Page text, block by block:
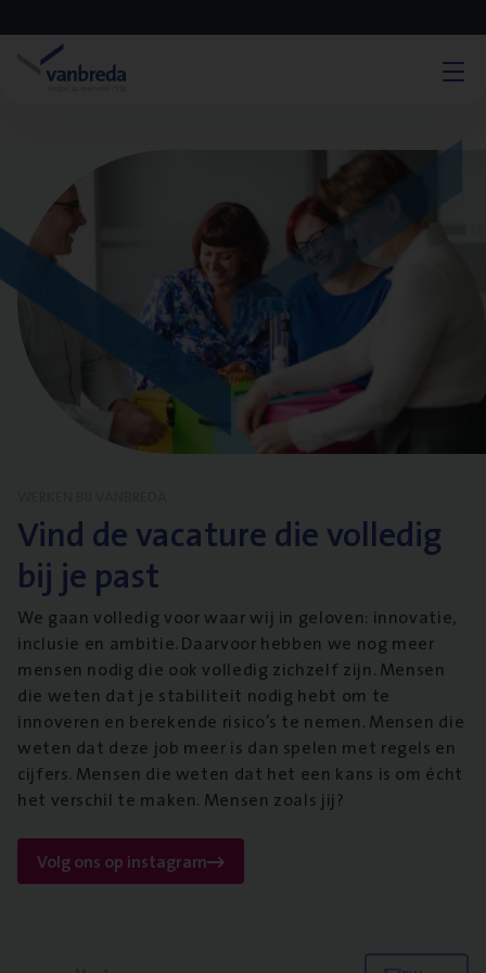
Vind de vacature die volledig
bij je past
We gaan volledig voor waar wij in geloven: innovatie,
inclusie en ambitie. Daarvoor hebben we nog meer
mensen nodig die ook volledig zichzelf zijn. Mensen
die weten dat je stabiliteit nodig hebt om te
innoveren en berekende risico’s te nemen. Mensen die
weten dat deze job meer is dan spelen met regels en
cijfers. Mensen die weten dat het een kans is om écht
het verschil te maken. Mensen zoals jij?
Volg ons op instagram